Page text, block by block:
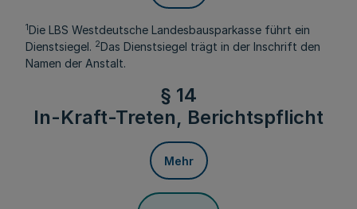
1Die LBS Westdeutsche Landesbausparkasse führt ein
Dienstsiegel. 2Das Dienstsiegel trägt in der Inschrift den
Namen der Anstalt.
§ 14
In-Kraft-Treten, Berichtspflicht
Mehr